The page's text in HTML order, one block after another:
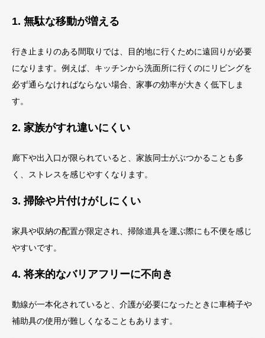
1. 無駄な移動が増える
行き止まりのある間取りでは、目的地に行くために遠回りが必要
になります。例えば、キッチンから洗面所に行くのにリビングを
必ず通らなければならない場合、家事の効率が大きく低下しま
す。
2. 家族がすれ違いにくい
廊下や出入口が限られていると、家族同士がぶつかることも多
く、ストレスを感じやすくなります。
3. 掃除や片付けがしにくい
家具や収納の配置が限定され、掃除道具を運ぶ際にも不便を感じ
やすいです。
4. 将来的なバリアフリーに不向き
動線が一本化されていると、介護が必要になったときに車椅子や
補助具の使用が難しくなることもあります。